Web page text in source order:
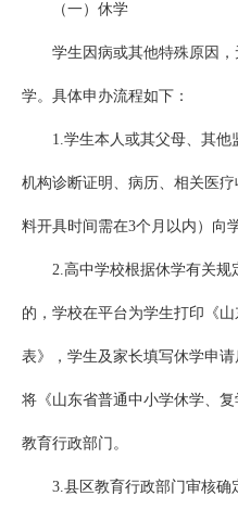
（一）休学
学生因病或其他特殊原因
学。具体申办流程如下：
1.学生本人或其父母、其
机构诊断证明、病历、相关医
料开具时间需在3个月以内）向
2.高中学校根据休学有关
的，学校在平台为学生打印《
表》，学生及家长填写休学申
将《山东省普通中小学休学、
教育行政部门。
3.县区教育行政部门审核